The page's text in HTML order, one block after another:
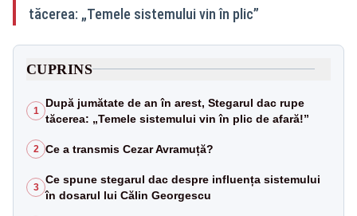
tăcerea: „Temele sistemului vin în plic”
CUPRINS
1
După jumătate de an în arest, Stegarul dac rupe
tăcerea: „Temele sistemului vin în plic de afară!”
2 Ce a transmis Cezar Avramuță?
3
Ce spune stegarul dac despre influența sistemului
în dosarul lui Călin Georgescu